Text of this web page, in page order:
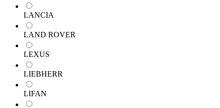
LANCIA
LAND ROVER
LEXUS
LIEBHERR
LIFAN